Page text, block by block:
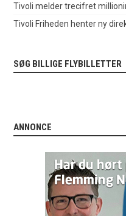
Tivoli melder trecifret
Tivoli Friheden henter ny
SØG BILLIGE FLYBILLETTER
ANNONCE